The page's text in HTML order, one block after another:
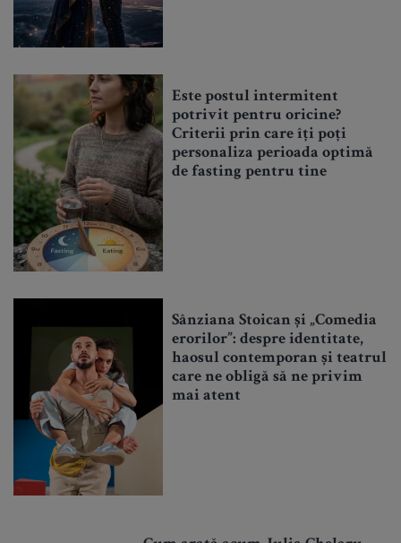
Este postul intermitent
potrivit pentru oricine?
Criterii prin care îți poți
personaliza perioada optimă
de fasting pentru tine
Sânziana Stoican și „Comedia
erorilor”: despre identitate,
haosul contemporan și teatrul
care ne obligă să ne privim
mai atent